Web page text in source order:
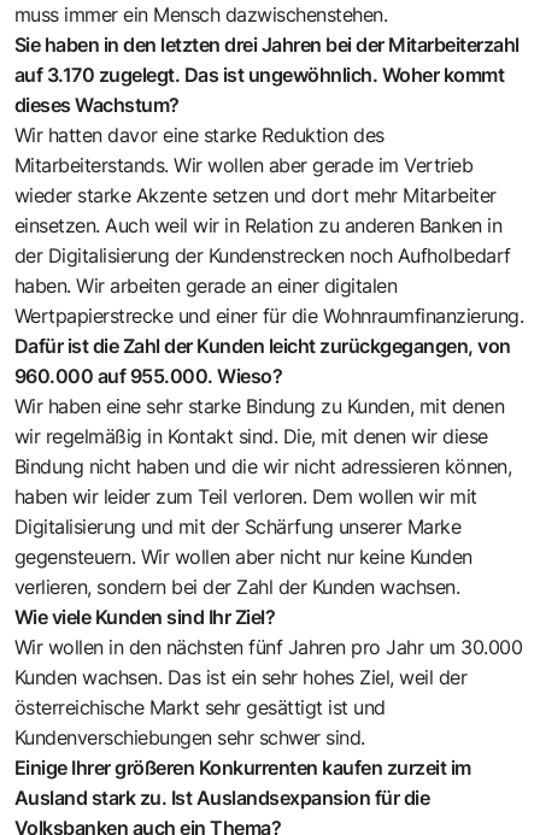
muss immer ein Mensch dazwischenstehen.
Sie haben in den letzten drei Jahren bei der Mitarbeiterzahl
auf 3.170 zugelegt. Das ist ungewöhnlich. Woher kommt
dieses Wachstum?
Wir hatten davor eine starke Reduktion des
Mitarbeiterstands. Wir wollen aber gerade im Vertrieb
wieder starke Akzente setzen und dort mehr Mitarbeiter
einsetzen. Auch weil wir in Relation zu anderen Banken in
der Digitalisierung der Kundenstrecken noch Aufholbedarf
haben. Wir arbeiten gerade an einer digitalen
Wertpapierstrecke und einer für die Wohnraumfinanzierung.
Dafür ist die Zahl der Kunden leicht zurückgegangen, von
960.000 auf 955.000. Wieso?
Wir haben eine sehr starke Bindung zu Kunden, mit denen
wir regelmäßig in Kontakt sind. Die, mit denen wir diese
Bindung nicht haben und die wir nicht adressieren können,
haben wir leider zum Teil verloren. Dem wollen wir mit
Digitalisierung und mit der Schärfung unserer Marke
gegensteuern. Wir wollen aber nicht nur keine Kunden
verlieren, sondern bei der Zahl der Kunden wachsen.
Wie viele Kunden sind Ihr Ziel?
Wir wollen in den nächsten fünf Jahren pro Jahr um 30.000
Kunden wachsen. Das ist ein sehr hohes Ziel, weil der
österreichische Markt sehr gesättigt ist und
Kundenverschiebungen sehr schwer sind.
Einige Ihrer größeren Konkurrenten kaufen zurzeit im
Ausland stark zu. Ist Auslandsexpansion für die
Volksbanken auch ein Thema?